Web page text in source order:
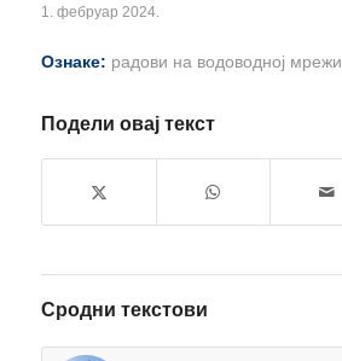
1. фебруар 2024.
Ознаке: радови на водоводној мрежи
Подели овај текст
Сродни текстови